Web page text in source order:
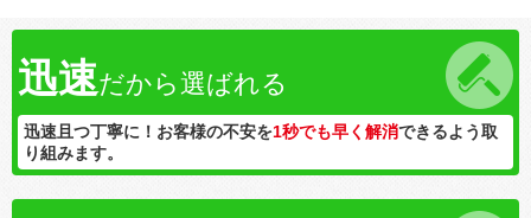
迅速だから選ばれる
迅速且つ丁寧に！お客様の不安を1秒でも早く解消できるよう取
り組みます。